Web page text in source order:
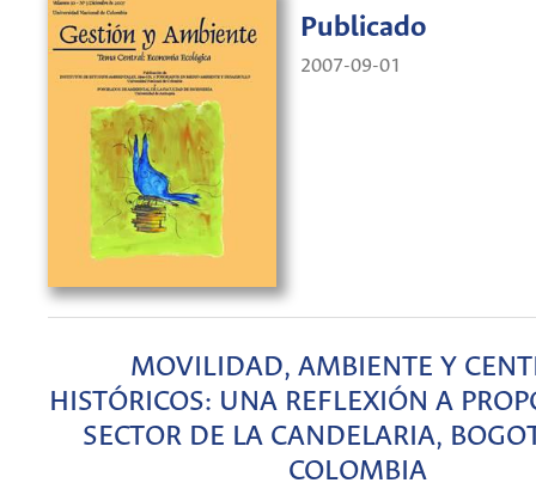
Publicado
2007-09-01
MOVILIDAD, AMBIENTE Y
HISTÓRICOS: UNA REFLEXIÓN A
SECTOR DE LA CANDELARIA,
COLOMBIA